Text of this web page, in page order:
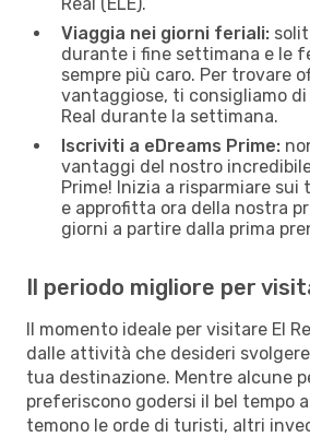
Viaggia nei giorni feriali:
durante i fine settimana e le
sempre più caro. Per trovare
vantaggiose, ti consigliamo di
Real durante la settimana.
Iscriviti a eDreams Prime:
vantaggi del nostro
Prime! Inizia a risparmiare sui
e approfitta ora della nostra
giorni a partire dalla prima
Il periodo migliore per
Il momento ideale per visitare El
dalle attività che desideri
tua destinazione. Mentre alcune
preferiscono godersi il bel tempo
temono le orde di turisti, altri